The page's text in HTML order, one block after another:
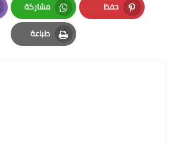
حفظ
Pinterest
مشاركة
Whatsapp
طباعة
Print